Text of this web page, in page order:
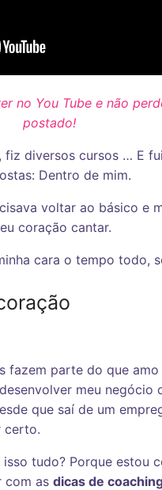
no You Tube e não
postado!
fiz diversos cursos … E
Dentro de mim.
voltar ao básico e
coração cantar.
cara o tempo todo,
fazem parte do que
meu negócio
que saí de um
certo.
tudo? Porque estou
com as dicas de